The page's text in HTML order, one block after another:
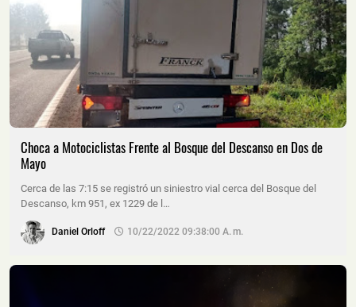
Choca a Motociclistas Frente al Bosque del Descanso en Dos de
Mayo
Cerca de las 7:15 se registró un siniestro vial cerca del Bosque del
Descanso, km 951, ex 1229 de l…
Daniel Orloff 10/22/2022 09:38:00 A. M.